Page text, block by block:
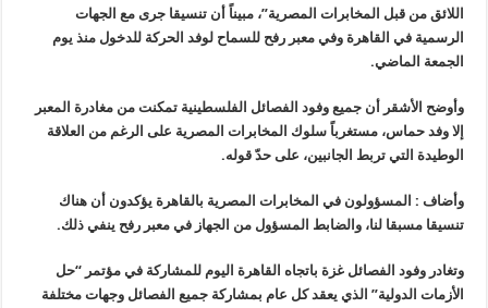
اللائق من قبل المخابرات المصرية”، مبيناً أن تنسيقا جرى مع الجهات
الرسمية في القاهرة وفي معبر رفح للسماح لوفد الحركة للدخول منذ يوم
الجمعة الماضي.
وأوضح الأشقر أن جميع وفود الفصائل الفلسطينية تمكنت من مغادرة المعبر
إلا وفد حماس، مستغرباً سلوك المخابرات المصرية على الرغم من العلاقة
الوطيدة التي تربط الجانبين، على حدّ قوله.
وأضاف : المسؤولون في المخابرات المصرية بالقاهرة يؤكدون أن هناك
تنسيقا مسبقا لنا، والضابط المسؤول من الجهاز في معبر رفح ينفي ذلك.
وتغادر وفود الفصائل غزة باتجاه القاهرة اليوم للمشاركة في مؤتمر “حل
الأزمات الدولية” الذي يعقد كل عام بمشاركة جميع الفصائل وجهات مختلفة